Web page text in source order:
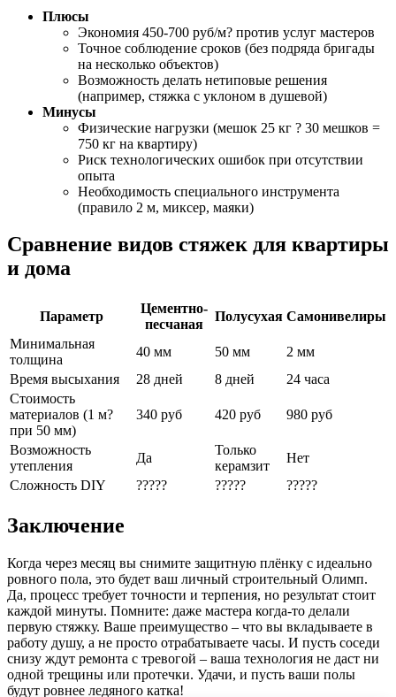
Плюсы
Экономия 450-700 руб/м? против услуг мастеров
Точное соблюдение сроков (без подряда бригады
на несколько объектов)
Возможность делать нетиповые решения
(например, стяжка с уклоном в душевой)
Минусы
Физические нагрузки (мешок 25 кг ? 30 мешков =
750 кг на квартиру)
Риск технологических ошибок при отсутствии
опыта
Необходимость специального инструмента
(правило 2 м, миксер, маяки)
Сравнение видов стяжек для квартиры
и дома
Параметр
Цементно-
песчаная
Полусухая Самонивелиры
Минимальная
толщина
40 мм 50 мм
2 мм
Время высыхания
28 дней 8 дней
24 часа
Стоимость
материалов (1 м?
при 50 мм)
340 руб 420 руб 980 руб
Возможность
утепления
Да
Только
керамзит
Нет
Сложность DIY
????? ????? ?????
Заключение
Когда через месяц вы снимите защитную плёнку с идеально
ровного пола, это будет ваш личный строительный Олимп.
Да, процесс требует точности и терпения, но результат стоит
каждой минуты. Помните: даже мастера когда-то делали
первую стяжку. Ваше преимущество – что вы вкладываете в
работу душу, а не просто отрабатываете часы. И пусть соседи
снизу ждут ремонта с тревогой – ваша технология не даст ни
одной трещины или протечки. Удачи, и пусть ваши полы
будут ровнее ледяного катка!